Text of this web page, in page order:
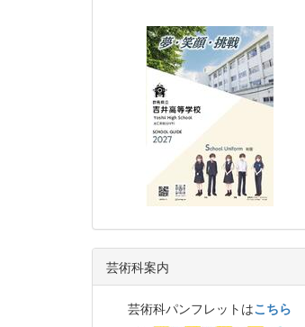
芸術科案内
芸術科パンフレットはこちら